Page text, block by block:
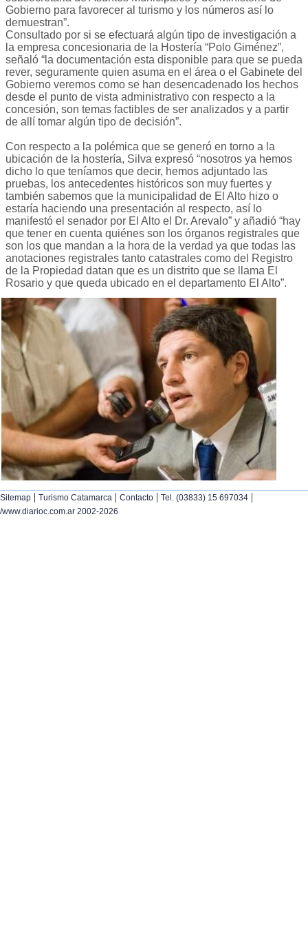
Gobierno para favorecer al turismo y los números así lo
demuestran”.
Consultado por si se efectuará algún tipo de investigación a
la empresa concesionaria de la Hostería “Polo Giménez”,
señaló “la documentación esta disponible para que se pueda
rever, seguramente quien asuma en el área o el Gabinete del
Gobierno veremos como se han desencadenado los hechos
desde el punto de vista administrativo con respecto a la
concesión, son temas factibles de ser analizados y a partir
de allí tomar algún tipo de decisión”.
Con respecto a la polémica que se generó en torno a la
ubicación de la hostería, Silva expresó “nosotros ya hemos
dicho lo que teníamos que decir, hemos adjuntado las
pruebas, los antecedentes históricos son muy fuertes y
también sabemos que la municipalidad de El Alto hizo o
estaría haciendo una presentación al respecto, así lo
manifestó el senador por El Alto el Dr. Arevalo” y añadió “hay
que tener en cuenta quiénes son los órganos registrales que
son los que mandan a la hora de la verdad ya que todas las
anotaciones registrales tanto catastrales como del Registro
de la Propiedad datan que es un distrito que se llama El
Rosario y que queda ubicado en el departamento El Alto”.
Sitemap | Turismo Catamarca | Contacto | Tel. (03833) 15 697034 |
/www.diarioc.com.ar 2002-2026